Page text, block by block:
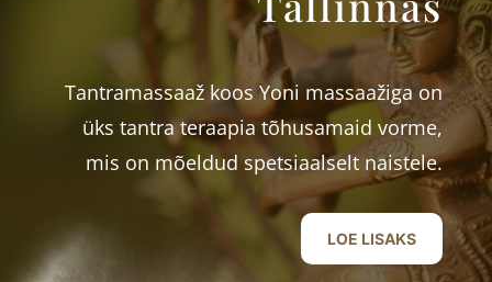
Tantramassaaž koos Yoni massaažiga on
üks tantra teraapia tõhusamaid vorme,
mis on mõeldud spetsiaalselt naistele.
LOE LISAKS